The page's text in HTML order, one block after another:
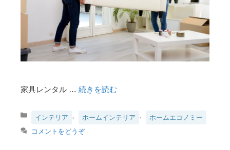
家具レンタル … 続きを読む
ゴ
インテリア ホームインテリア
ホームエコノミー
コメントをどうぞ